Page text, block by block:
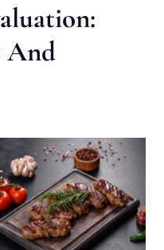
And